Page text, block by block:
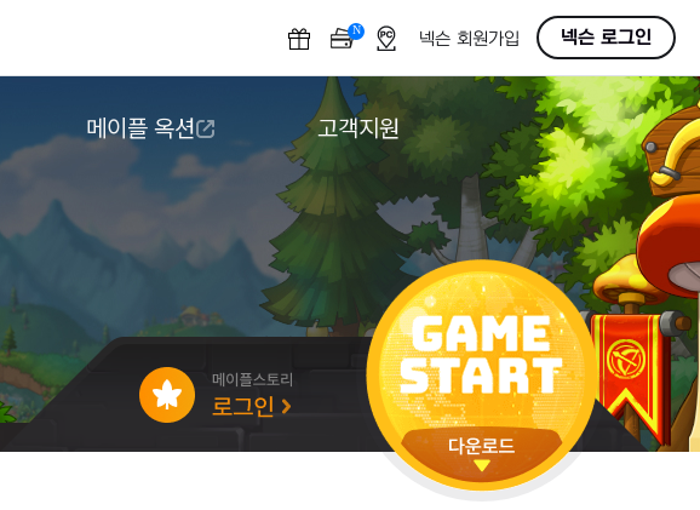
N OFF넥슨 회원가입 넥슨 로그인
메이플 옥션 고객지원
도움말/1:1문의
버그악용/불법프로그램 신고
게임 접근성